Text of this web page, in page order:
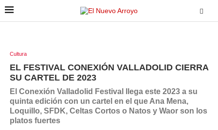
Cultura
EL FESTIVAL CONEXIÓN VALLADOLID CIERRA
SU CARTEL DE 2023
El Conexión Valladolid Festival llega este 2023 a su
quinta edición con un cartel en el que Ana Mena,
Loquillo, SFDK, Celtas Cortos o Natos y Waor son los
platos fuertes